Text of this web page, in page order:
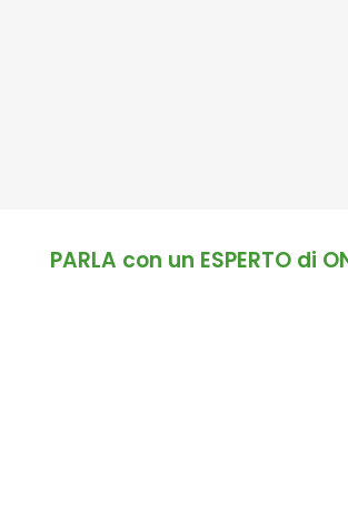
PARLA con un ESPERTO di